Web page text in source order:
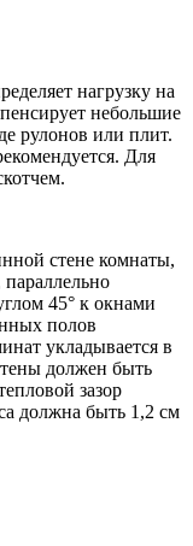
нагрузку на
небольшие
рулонов или плит.
Для
стене комнаты,
45° к окнами
полов
укладывается в
должен быть
зазор
должна быть 1,2 см